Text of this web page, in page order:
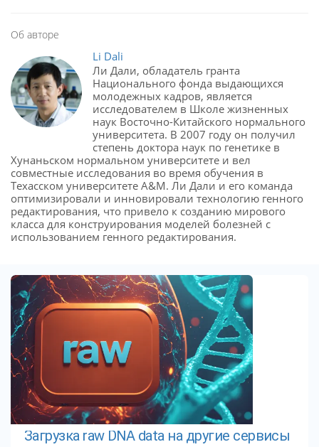
Об авторе
Li Dali
Ли Дали, обладатель гранта
Национального фонда выдающихся
молодежных кадров, является
исследователем в Школе жизненных
наук Восточно-Китайского нормального
университета. В 2007 году он получил
степень доктора наук по генетике в
Хунаньском нормальном университете и вел
совместные исследования во время обучения в
Техасском университете A&M. Ли Дали и его команда
оптимизировали и инновировали технологию генного
редактирования, что привело к созданию мирового
класса для конструирования моделей болезней с
использованием генного редактирования.
Загрузка raw DNA data на другие сервисы